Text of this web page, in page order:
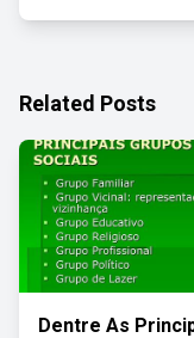
Related Posts
Dentre As